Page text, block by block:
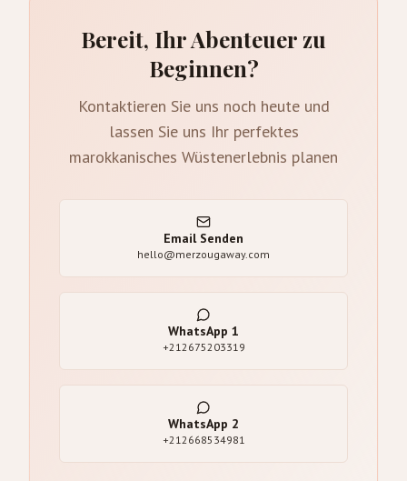
Bereit, Ihr Abenteuer zu
Beginnen?
Kontaktieren Sie uns noch heute und
lassen Sie uns Ihr perfektes
marokkanisches Wüstenerlebnis planen
Email Senden
hello@merzougaway.com
WhatsApp 1
+212675203319
WhatsApp 2
+212668534981